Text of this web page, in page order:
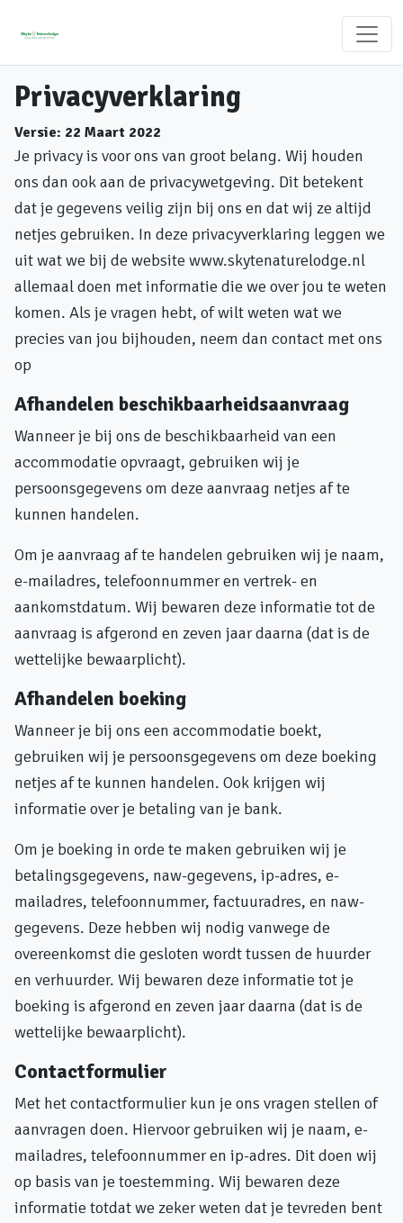
Privacyverklaring
Versie: 22 Maart 2022
Je privacy is voor ons van groot belang. Wij houden
ons dan ook aan de privacywetgeving. Dit betekent
dat je gegevens veilig zijn bij ons en dat wij ze altijd
netjes gebruiken. In deze privacyverklaring leggen we
uit wat we bij de website www.skytenaturelodge.nl
allemaal doen met informatie die we over jou te weten
komen. Als je vragen hebt, of wilt weten wat we
precies van jou bijhouden, neem dan contact met ons
op
Afhandelen beschikbaarheidsaanvraag
Wanneer je bij ons de beschikbaarheid van een
accommodatie opvraagt, gebruiken wij je
persoonsgegevens om deze aanvraag netjes af te
kunnen handelen.
Om je aanvraag af te handelen gebruiken wij je naam,
e-mailadres, telefoonnummer en vertrek- en
aankomstdatum. Wij bewaren deze informatie tot de
aanvraag is afgerond en zeven jaar daarna (dat is de
wettelijke bewaarplicht).
Afhandelen boeking
Wanneer je bij ons een accommodatie boekt,
gebruiken wij je persoonsgegevens om deze boeking
netjes af te kunnen handelen. Ook krijgen wij
informatie over je betaling van je bank.
Om je boeking in orde te maken gebruiken wij je
betalingsgegevens, naw-gegevens, ip-adres, e-
mailadres, telefoonnummer, factuuradres, en naw-
gegevens. Deze hebben wij nodig vanwege de
overeenkomst die gesloten wordt tussen de huurder
en verhuurder. Wij bewaren deze informatie tot je
boeking is afgerond en zeven jaar daarna (dat is de
wettelijke bewaarplicht).
Contactformulier
Met het contactformulier kun je ons vragen stellen of
aanvragen doen. Hiervoor gebruiken wij je naam, e-
mailadres, telefoonnummer en ip-adres. Dit doen wij
op basis van je toestemming. Wij bewaren deze
informatie totdat we zeker weten dat je tevreden bent